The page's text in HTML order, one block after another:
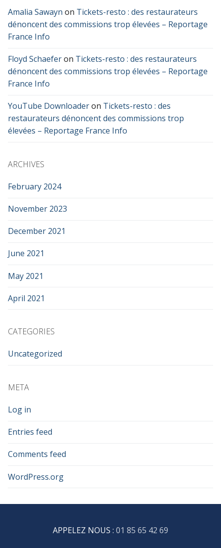
Amalia Sawayn on Tickets-resto : des restaurateurs
dénoncent des commissions trop élevées – Reportage
France Info
Floyd Schaeferon Tickets-resto : des restaurateurs
dénoncent des commissions trop élevées – Reportage
France Info
YouTube Downloaderon Tickets-resto : des
restaurateurs dénoncent des commissions trop
élevées – Reportage France Info
ARCHIVES
February 2024
November 2023
December 2021
June 2021
May 2021
April 2021
CATEGORIES
Uncategorized
META
Log in
Entries feed
Comments feed
WordPress.org
APPELEZ NOUS : 01 85 65 42 69